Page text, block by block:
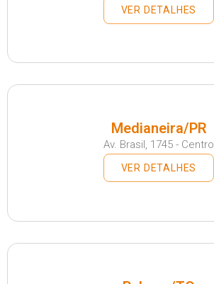
VER DETALHES
Medianeira/PR
Av. Brasil, 1745 - Centro
VER DETALHES